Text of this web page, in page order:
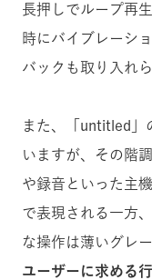
長押しでループ再
時にバイブレーシ
バックも取り入れ
また、「untitled」
いますが、その階
や録音といった主
で表現される一方
な操作は薄いグレ
ユーザーに求める